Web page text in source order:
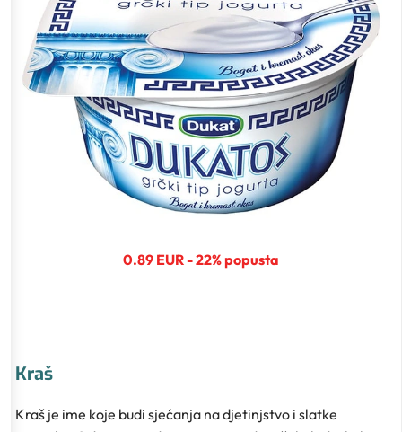
0.89 EUR - 22% popusta
Kraš
Kraš je ime koje budi sjećanja na djetinjstvo i slatke